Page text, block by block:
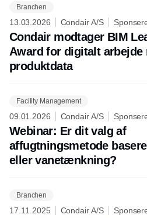
Branchen
13.03.2026 Condair A/S
Condair modtager BIM
Award for digitalt arbejde
produktdata
Facility Management
09.01.2026 Condair A/S
Webinar: Er dit valg af
affugtningsmetode
eller vanetænkning?
Branchen
17.11.2025 Condair A/S